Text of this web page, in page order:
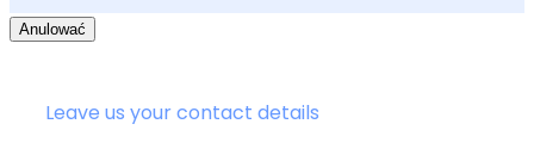
Anulować
Leave us your contact details